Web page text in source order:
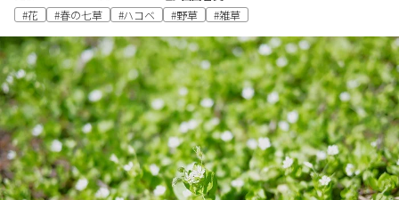
#花
#春の七草 #ハコベ #野草 #雑草